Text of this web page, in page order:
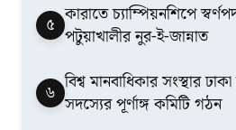
৫ কারাতে চ্যাম্পিয়নশিপে
পটুয়াখালীর নুর-ই-জান্নাত
৬ বিশ্ব মানবাধিকার সংস্থার
সদস্যের পূর্ণাঙ্গ কমিটি গঠন